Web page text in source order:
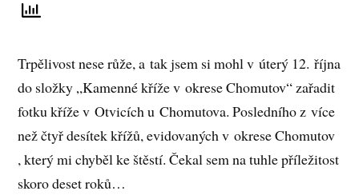
Trpělivost nese růže, a tak jsem si mohl v úterý 12. října
do složky „Kamenné kříže v okrese Chomutov“ zařadit
fotku kříže v Otvicích u Chomutova. Posledního z více
než čtyř desítek křížů, evidovaných v okrese Chomutov
, který mi chyběl ke štěstí. Čekal sem na tuhle příležitost
skoro deset roků…